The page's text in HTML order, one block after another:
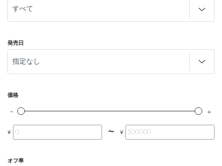
発売日
価格
¥ 〜 ¥
オフ率